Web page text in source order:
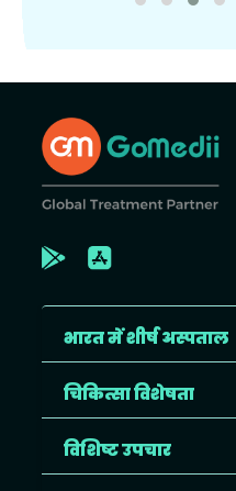
भारत में शीर्ष अस्पताल
चिकित्सा विशेषता
विशिष्ट उपचार